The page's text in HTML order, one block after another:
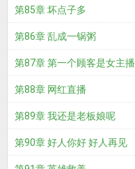
第85章 坏点子多
第86章 乱成一锅粥
第87章 第一个顾客是女主播
第88章 网红直播
第89章 我还是老板娘呢
第90章 好人你好 好人再见